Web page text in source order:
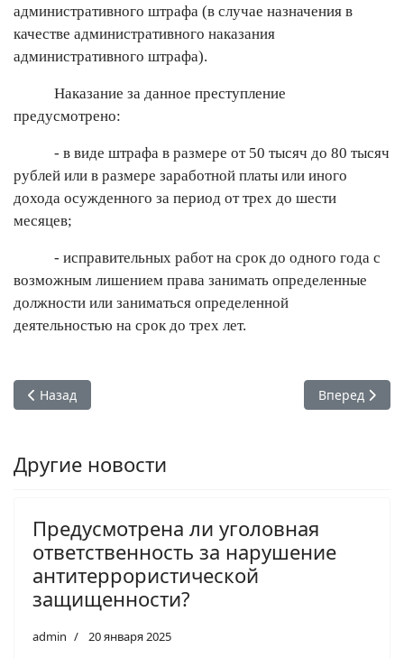
административного штрафа (в случае назначения в
качестве административного наказания
административного штрафа).
Наказание за данное преступление
предусмотрено:
- в виде штрафа в размере от 50 тысяч до 80 тысяч
рублей или в размере заработной платы или иного
дохода осужденного за период от трех до шести
месяцев;
- исправительных работ на срок до одного года с
возможным лишением права занимать определенные
должности или заниматься определенной
деятельностью на срок до трех лет.
Предыдущий: В соответствии с Федеральным законом от
Назад Следующий:
Вперед
Другие новости
Предусмотрена ли уголовная
ответственность за нарушение
антитеррористической
защищенности?
admin 20 января 2025